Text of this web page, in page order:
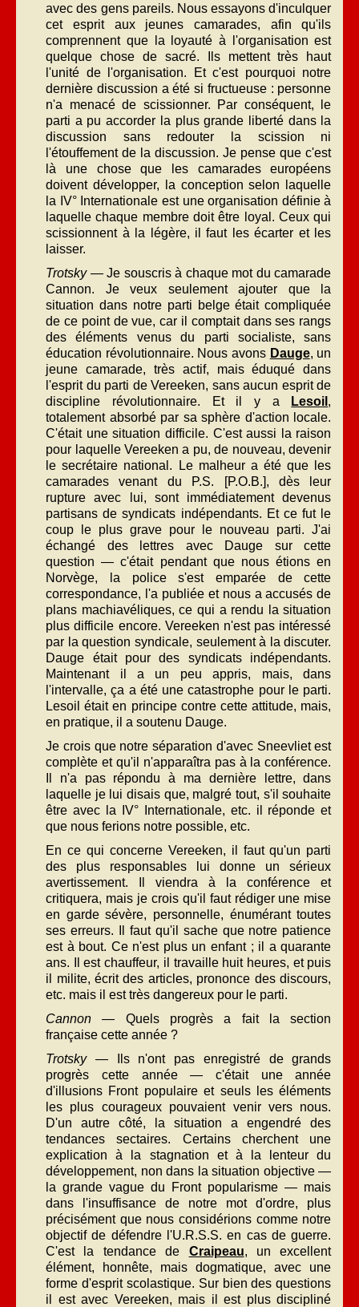
avec des gens pareils. Nous essayons d'inculquer
cet esprit aux jeunes camarades, afin qu'ils
comprennent que la loyauté à l'organisation est
quelque chose de sacré. Ils mettent très haut
l'unité de l'organisation. Et c'est pourquoi notre
dernière discussion a été si fructueuse : personne
n'a menacé de scissionner. Par conséquent, le
parti a pu accorder la plus grande liberté dans la
discussion sans redouter la scission ni
l'étouffement de la discussion. Je pense que c'est
là une chose que les camarades européens
doivent développer, la conception selon laquelle
la IV° Internationale est une organisation définie à
laquelle chaque membre doit être loyal. Ceux qui
scissionnent à la légère, il faut les écarter et les
laisser.
Trotsky— Je souscris à chaque mot du camarade
Cannon. Je veux seulement ajouter que la
situation dans notre parti belge était compliquée
de ce point de vue, car il comptait dans ses rangs
des éléments venus du parti socialiste, sans
éducation révolutionnaire. Nous avons Dauge, un
jeune camarade, très actif, mais éduqué dans
l'esprit du parti de Vereeken, sans aucun esprit de
discipline révolutionnaire. Et il y a
Lesoil ,
totalement absorbé par sa sphère d'action locale.
C'était une situation difficile. C'est aussi la raison
pour laquelle Vereeken a pu, de nouveau, devenir
le secrétaire national. Le malheur a été que les
camarades venant du P.S. [P.O.B.], dès leur
rupture avec lui, sont immédiatement devenus
partisans de syndicats indépendants. Et ce fut le
coup le plus grave pour le nouveau parti. J'ai
échangé des lettres avec Dauge sur cette
question — c'était pendant que nous étions en
Norvège, la police s'est emparée de cette
correspondance, l'a publiée et nous a accusés de
plans machiavéliques, ce qui a rendu la situation
plus difficile encore. Vereeken n'est pas intéressé
par la question syndicale, seulement à la discuter.
Dauge était pour des syndicats indépendants.
Maintenant il a un peu appris, mais, dans
l'intervalle, ça a été une catastrophe pour le parti.
Lesoil était en principe contre cette attitude, mais,
en pratique, il a soutenu Dauge.
Je crois que notre séparation d'avec Sneevliet est
complète et qu'il n'apparaîtra pas à la conférence.
Il n'a pas répondu à ma dernière lettre, dans
laquelle je lui disais que, malgré tout, s'il souhaite
être avec la IV° Internationale, etc. il réponde et
que nous ferions notre possible, etc.
En ce qui concerne Vereeken, il faut qu'un parti
des plus responsables lui donne un sérieux
avertissement. Il viendra à la conférence et
critiquera, mais je crois qu'il faut rédiger une mise
en garde sévère, personnelle, énumérant toutes
ses erreurs. Il faut qu'il sache que notre patience
est à bout. Ce n'est plus un enfant ; il a quarante
ans. Il est chauffeur, il travaille huit heures, et puis
il milite, écrit des articles, prononce des discours,
etc. mais il est très dangereux pour le parti.
Cannon — Quels progrès a fait la section
française cette année ?
Trotsky— Ils n'ont pas enregistré de grands
progrès cette année — c'était une année
d'illusions Front populaire et seuls les éléments
les plus courageux pouvaient venir vers nous.
D'un autre côté, la situation a engendré des
tendances sectaires. Certains cherchent une
explication à la stagnation et à la lenteur du
développement, non dans la situation objective —
la grande vague du Front popularisme — mais
dans l'insuffisance de notre mot d'ordre, plus
précisément que nous considérions comme notre
objectif de défendre l'U.R.S.S. en cas de guerre.
C'est la tendance de Craipeau, un excellent
élément, honnête, mais dogmatique, avec une
forme d'esprit scolastique. Sur bien des questions
il est avec Vereeken, mais il est plus discipliné